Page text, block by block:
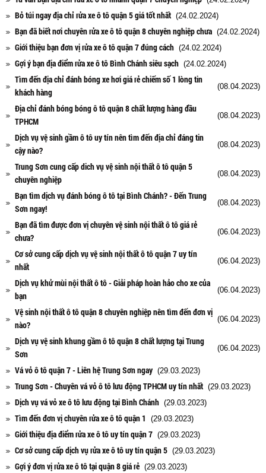
Bỏ túi ngay địa chỉ rửa xe ô tô quận 5 giá tốt nhất (24.02.2024)
Bạn đã biết nơi chuyên rửa xe ô tô quận 8 chuyên nghiệp chưa (24.02.2024)
Giới thiệu bạn đơn vị rửa xe ô tô quận 7 đúng cách (24.02.2024)
Gợi ý bạn địa điểm rửa xe ô tô Bình Chánh siêu sạch (24.02.2024)
Tìm đến địa chỉ đánh bóng xe hơi giá rẻ chiếm số 1 lòng tin
khách hàng
(08.04.2023)
Địa chỉ đánh bóng bóng ô tô quận 8 chất lượng hàng đầu
TPHCM
(08.04.2023)
Dịch vụ vệ sinh gầm ô tô uy tín nên tìm đến địa chỉ đáng tin
cậy nào?
(08.04.2023)
Trung Sơn cung cấp dich vụ vệ sinh nội thất ô tô quận 5
chuyên nghiệp
(08.04.2023)
Bạn tìm dịch vụ đánh bóng ô tô tại Bình Chánh? - Đến Trung
Sơn ngay!
(08.04.2023)
Bạn đã tìm được đơn vị chuyên vệ sinh nội thất ô tô giá rẻ
chưa?
(06.04.2023)
Cơ sở cung cấp dịch vụ vệ sinh nội thất ô tô quận 7 uy tín
nhất
(06.04.2023)
Dịch vụ khử mùi nội thất ô tô - Giải pháp hoàn hảo cho xe của
bạn
(06.04.2023)
Vệ sinh nội thất ô tô quận 8 chuyên nghiệp nên tìm đến đơn vị
nào?
(06.04.2023)
Dịch vụ vệ sinh khung gầm ô tô quận 8 chất lượng tại Trung
Sơn
(06.04.2023)
Vá vỏ ô tô quận 7 - Liên hệ Trung Sơn ngay (29.03.2023)
Trung Sơn - Chuyên vá vỏ ô tô lưu động TPHCM uy tín nhất (29.03.2023)
Dịch vụ vá vỏ xe ô tô lưu động tại Bình Chánh (29.03.2023)
Tìm đến đơn vị chuyên rửa xe ô tô quận 1 (29.03.2023)
Giới thiệu địa điểm rửa xe ô tô uy tín quận 7 (29.03.2023)
Cơ sở cung cấp dịch vụ rửa xe ô tô uy tín quận 5 (29.03.2023)
Gợi ý đơn vị rửa xe ô tô tại quận 8 giá rẻ (29.03.2023)